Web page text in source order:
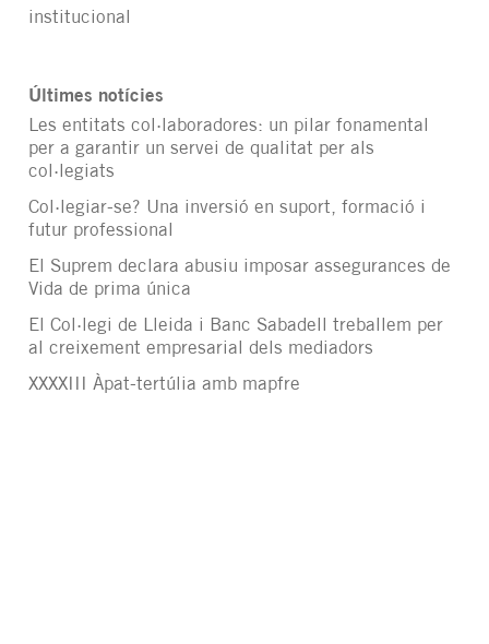
institucional
Últimes notícies
Les entitats col·laboradores: un pilar fonamental
per a garantir un servei de qualitat per als
col·legiats
Col·legiar-se? Una inversió en suport, formació i
futur professional
El Suprem declara abusiu imposar assegurances de
Vida de prima única
El Col·legi de Lleida i Banc Sabadell treballem per
al creixement empresarial dels mediadors
XXXXIII Àpat-tertúlia amb mapfre